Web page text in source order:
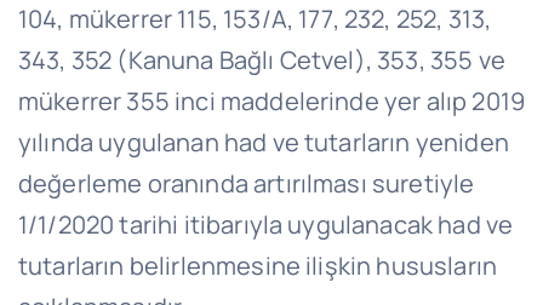
104, mükerrer 115, 153/A, 177, 232, 252, 313,
343, 352 (Kanuna Bağlı Cetvel), 353, 355 ve
mükerrer 355 inci maddelerinde yer alıp 2019
yılında uygulanan had ve tutarların yeniden
değerleme oranında artırılması suretiyle
1/1/2020 tarihi itibarıyla uygulanacak had ve
tutarların belirlenmesine ilişkin hususların